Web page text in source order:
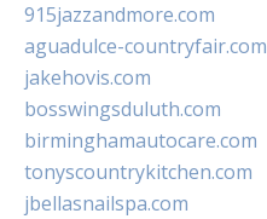
915jazzandmore.com
aguadulce-countryfair.com
jakehovis.com
bosswingsduluth.com
birminghamautocare.com
tonyscountrykitchen.com
jbellasnailspa.com